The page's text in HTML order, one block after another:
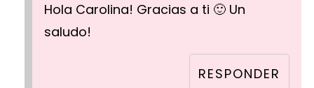
Hola Carolina! Gracias a ti 🙂 Un
saludo!
RESPONDER